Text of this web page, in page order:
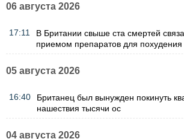
06 августа 2026
17:11
В Британии свыше ста смертей
приемом препаратов для похудения
05 августа 2026
16:40
Британец был вынужден покинуть
нашествия тысячи ос
04 августа 2026